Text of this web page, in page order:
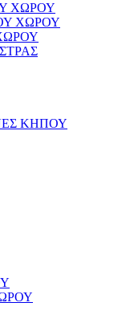
ΧΩΡΟΥ
ΧΩΡΟΥ
ΚΗΠΟΥ